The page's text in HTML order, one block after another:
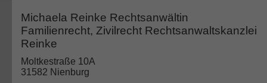
Michaela Reinke Rechtsanwältin
Familienrecht, Zivilrecht Rechtsanwaltskanzlei
Reinke
Moltkestraße 10A
31582 Nienburg